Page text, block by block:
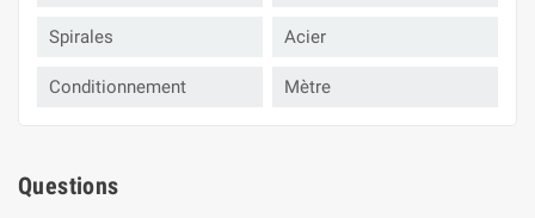
Spirales Acier
Conditionnement Mètre
Questions